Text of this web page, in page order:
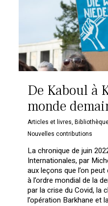
De Kaboul à
monde
Articles et livres,
Nouvelles contributions
La chronique de juin
Internationales, par
aux leçons que l’on
à l’ordre mondial de la
par la crise du Covid, la
l’opération Barkhane et